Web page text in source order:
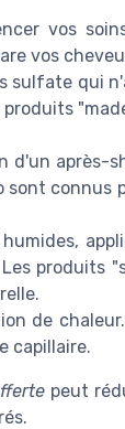
vos
vos
sulfate qui
d'un après-
sont
produits
de
capillaire.
peut